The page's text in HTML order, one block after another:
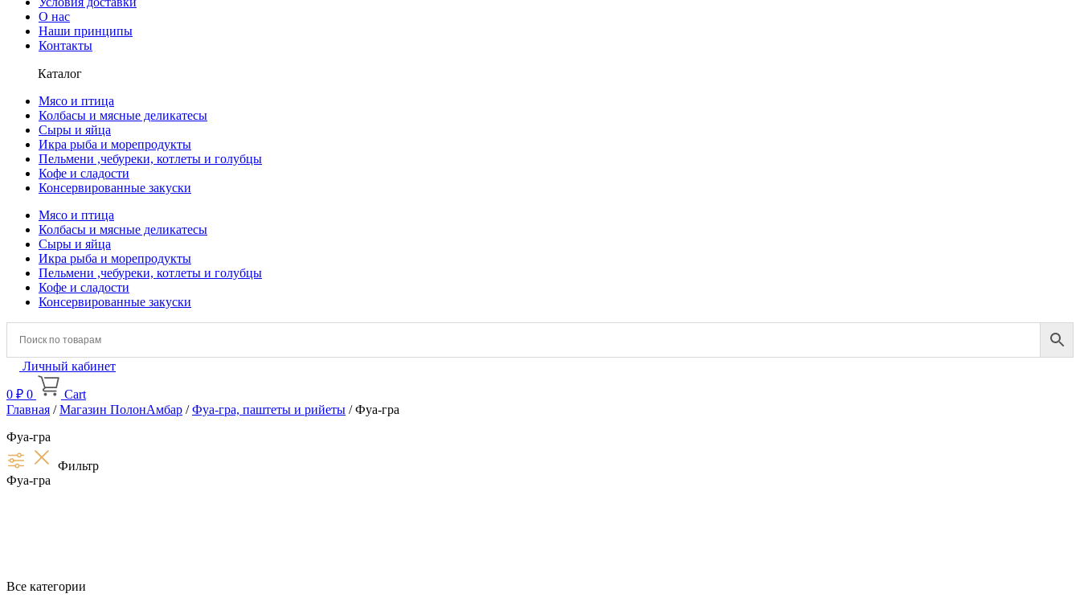
О нас
Наши принципы
Контакты
Каталог
Мясо и птица
Колбасы и мясные деликатесы
Сыры и яйца
Икра рыба и морепродукты
Пельмени ,чебуреки, котлеты и голубцы
Кофе и сладости
Консервированные закуски
Мясо и птица
Колбасы и мясные деликатесы
Сыры и яйца
Икра рыба и морепродукты
Пельмени ,чебуреки, котлеты и голубцы
Кофе и сладости
Консервированные закуски
Личный кабинет
0 ₽ 0
Cart
Главная /Магазин ПолонАмбар /Фуа-гра, паштеты и рийеты / Фуа-гра
Фуа-гра
Фильтр
Фуа-гра
Все категории